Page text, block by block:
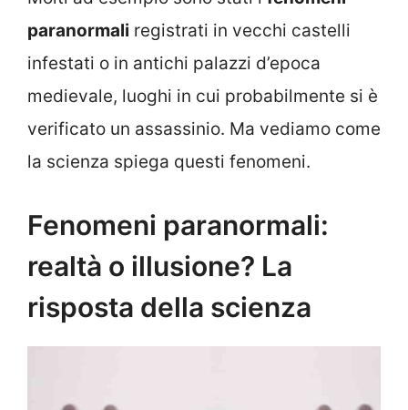
paranormali registrati in vecchi castelli
infestati o in antichi palazzi d’epoca
medievale, luoghi in cui probabilmente si è
verificato un assassinio. Ma vediamo come
la scienza spiega questi fenomeni.
Fenomeni paranormali:
realtà o illusione? La
risposta della scienza